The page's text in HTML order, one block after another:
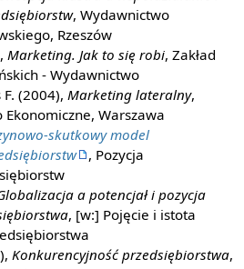
, Wydawnictwo
Rzeszów
Marketing. Jak to się robi, Zakład
- Wydawnictwo
F. (2004), Marketing lateralny,
Warszawa
skutkowy model
, Pozycja
a potencjał i pozycja
, [w:] Pojęcie i istota
Konkurencyjność przedsiębiorstwa,